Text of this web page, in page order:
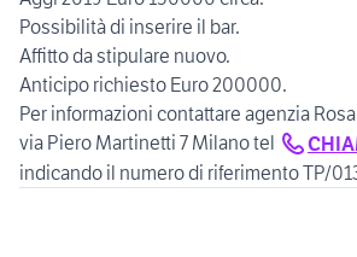
Possibilità di inserire il bar.
Affitto da stipulare nuovo.
Anticipo richiesto Euro 200000.
Per informazioni contattare agenzia
via Piero Martinetti 7 Milano tel
indicando il numero di riferimento TP/